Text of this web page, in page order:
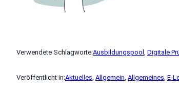
Verwendete Schlagworte:Ausbildungspool Digitale
Veröffentlicht in:Aktuelles Allgemein Allgemeines E-